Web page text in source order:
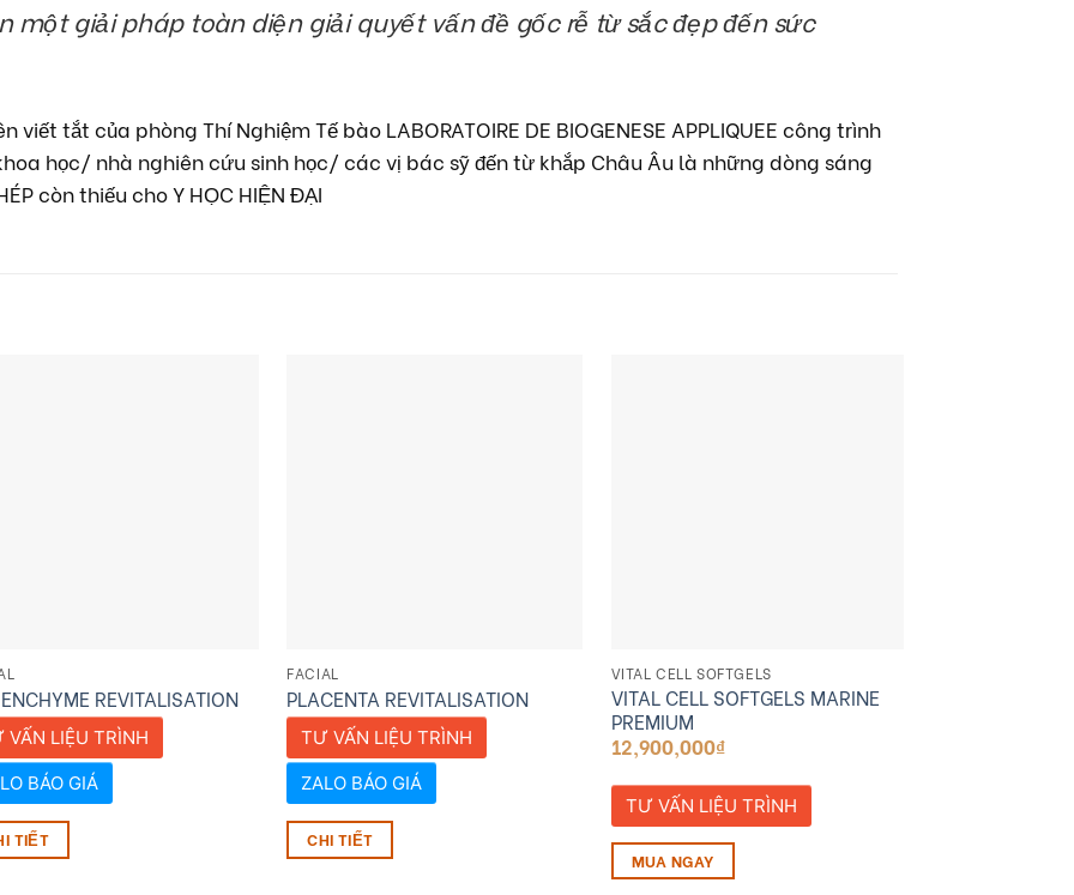
một giải pháp toàn diện giải quyết vấn đề gốc rễ từ sắc đẹp đến sức
tắt của phòng Thí Nghiệm Tế bào LABORATOIRE DE BIOGENESE APPLIQUEE công trình
học/ nhà nghiên cứu sinh học/ các vị bác sỹ đến từ khắp Châu Âu là những dòng sáng
còn thiếu cho Y HỌC HIỆN ĐẠI
REVITALISATION
VẤN LIỆU TRÌNH
BÁO GIÁ
TIẾT
FACIAL
PLACENTA REVITALISATION
TƯ VẤN LIỆU TRÌNH
ZALO BÁO GIÁ
CHI TIẾT
VITAL CELL SOFTGELS
VITAL CELL SOFTGELS MARINE
PREMIUM
12,900,000₫
TƯ VẤN LIỆU TRÌNH
MUA NGAY